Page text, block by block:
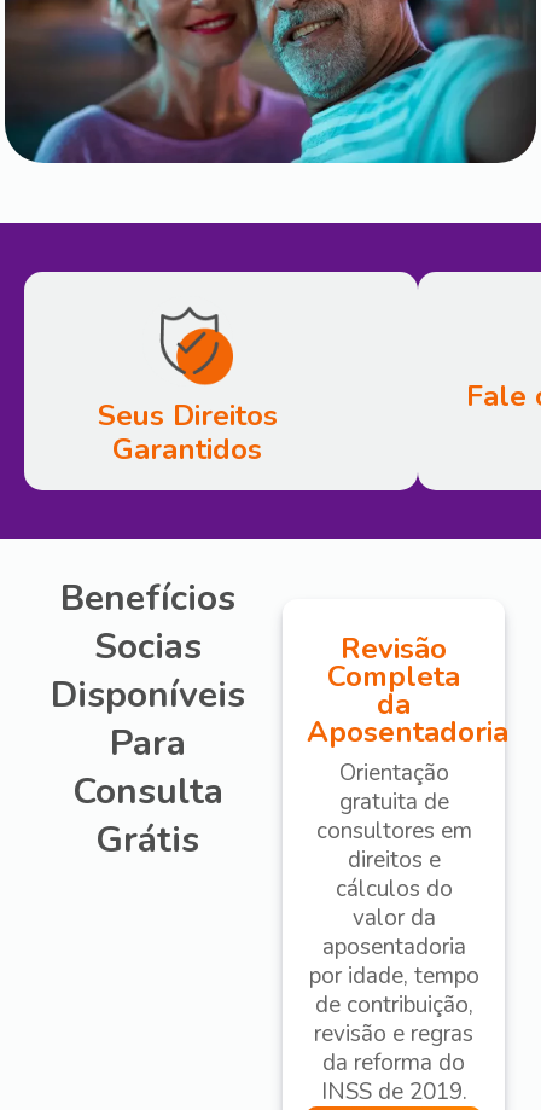
Seus Direitos
Garantidos
Fale
Benefícios
Socias
Disponíveis
Para
Consulta
Grátis
Revisão
Completa
da
Aposentadoria
Orientação
gratuita de
consultores em
direitos e
cálculos do
valor da
aposentadoria
por idade, tempo
de contribuição,
revisão e regras
da reforma do
INSS de 2019.